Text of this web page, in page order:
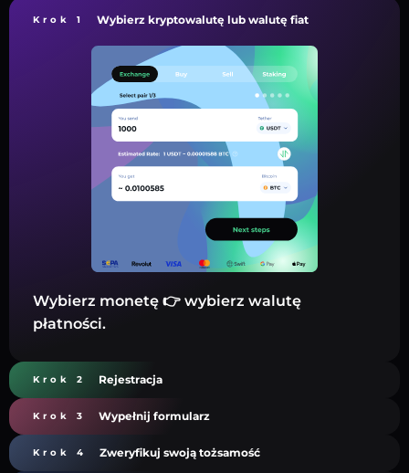
Krok 1 Wybierz kryptowalutę lub walutę fiat
Wybierz monetę 👉 wybierz walutę
płatności.
Krok 2 Rejestracja
Krok 3 Wypełnij formularz
Krok 4 Zweryfikuj swoją tożsamość